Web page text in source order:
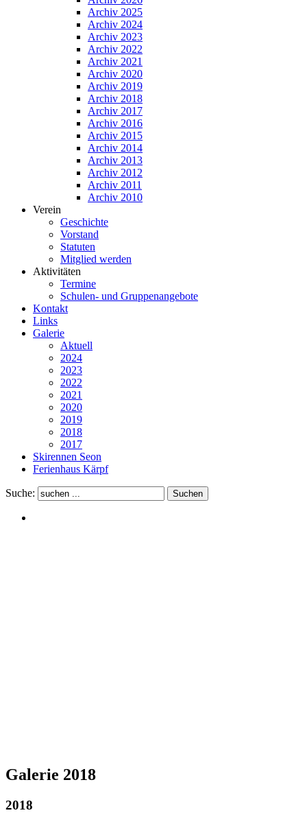
Archiv 2025
Archiv 2024
Archiv 2023
Archiv 2022
Archiv 2021
Archiv 2020
Archiv 2019
Archiv 2018
Archiv 2017
Archiv 2016
Archiv 2015
Archiv 2014
Archiv 2013
Archiv 2012
Archiv 2011
Archiv 2010
Verein
Geschichte
Vorstand
Statuten
Mitglied werden
Aktivitäten
Termine
Schulen- und Gruppenangebote
Kontakt
Links
Galerie
Aktuell
2024
2023
2022
2021
2020
2019
2018
2017
Skirennen Seon
Ferienhaus Kärpf
Suche:
Galerie 2018
2018